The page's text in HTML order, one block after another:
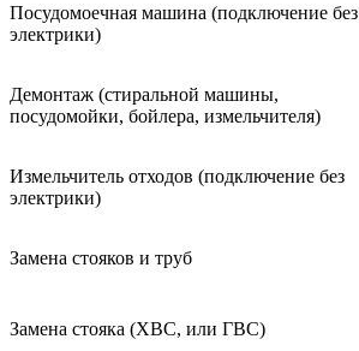
Посудомоечная машина (подключение без
электрики)
Демонтаж (стиральной машины,
посудомойки, бойлера, измельчителя)
Измельчитель отходов (подключение без
электрики)
Замена стояков и труб
Замена стояка (ХВС, или ГВС)